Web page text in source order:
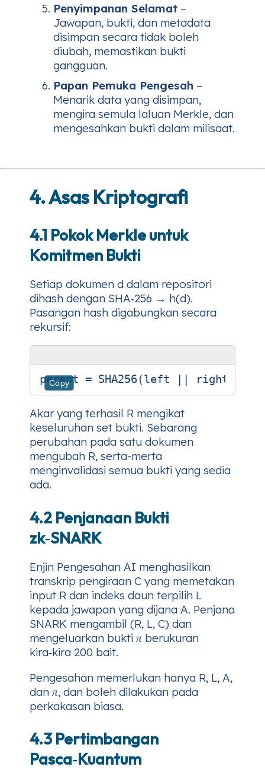
Penyimpanan Selamat –
Jawapan, bukti, dan metadata
disimpan secara tidak boleh
diubah, memastikan bukti
gangguan.
Papan Pemuka Pengesah –
Menarik data yang disimpan,
mengira semula laluan Merkle, dan
mengesahkan bukti dalam milisaat.
4. Asas Kriptografi
4.1 Pokok Merkle untuk
Komitmen Bukti
Setiap dokumen d dalam repositori
dihash dengan SHA‑256 → h(d).
Pasangan hash digabungkan secara
rekursif:
Copy
Akar yang terhasil R mengikat
keseluruhan set bukti. Sebarang
perubahan pada satu dokumen
mengubah R, serta-merta
menginvalidasi semua bukti yang sedia
ada.
4.2 Penjanaan Bukti
zk‑SNARK
Enjin Pengesahan AI menghasilkan
transkrip pengiraan C yang memetakan
input R dan indeks daun terpilih L
kepada jawapan yang dijana A. Penjana
SNARK mengambil (R, L, C) dan
mengeluarkan bukti π berukuran
kira‑kira 200 bait.
Pengesahan memerlukan hanya R, L, A,
dan π, dan boleh dilakukan pada
perkakasan biasa.
4.3 Pertimbangan
Pasca‑Kuantum